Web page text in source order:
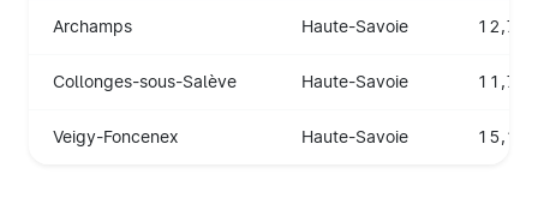
Archamps Haute-Savoie 12,7
Collonges-sous-Salève Haute-Savoie 11,7
Veigy-Foncenex Haute-Savoie 15,1